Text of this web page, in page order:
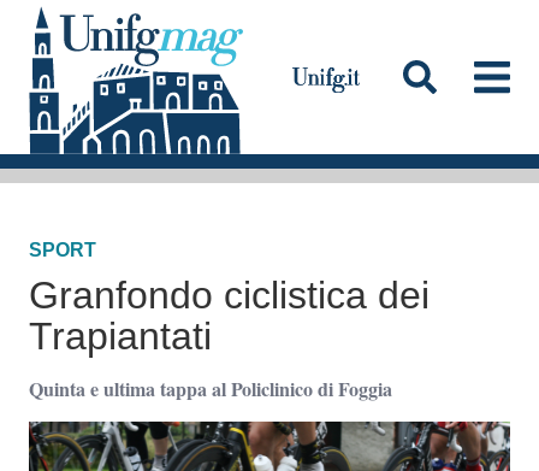
a
a
o
e
n
u
Testata
SPORT
Granfondo ciclistica dei
Trapiantati
Quinta e ultima tappa al Policlinico di Foggia